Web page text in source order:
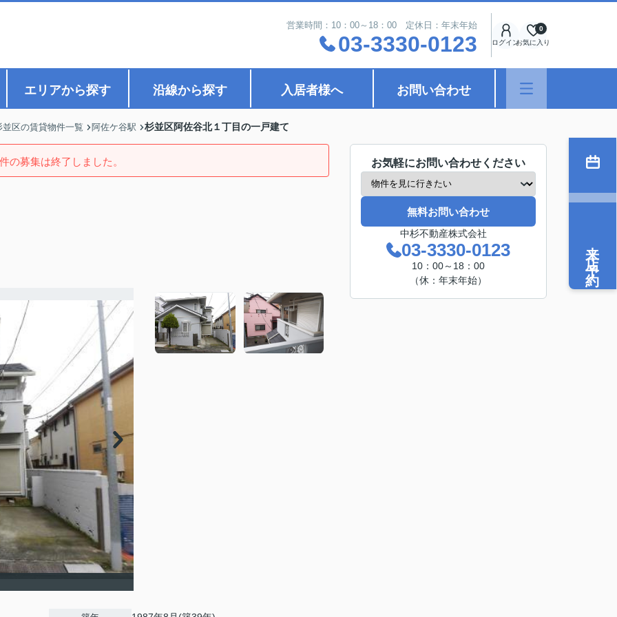
営業時間：10：00～18：00 定休日：年末年始
03-3330-0123 ログインお気に入り
0
エリアから探す 沿線から探す 入居者様へ お問い合わせ
並区の賃貸物件一覧 阿佐ケ谷駅 杉並区阿佐谷北１丁目の一戸建て
の募集は終了しました。 お気軽にお問い合わせください
無料お問い合わせ
中杉不動産株式会社
03-3330-0123
10：00～18：00
（休：年末年始）
来店予約